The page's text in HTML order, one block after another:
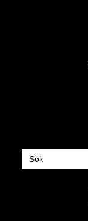
Sök
efter: